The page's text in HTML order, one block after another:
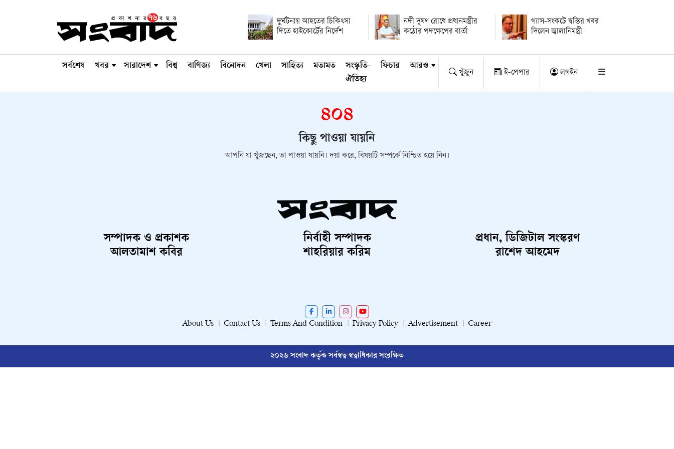
দুর্ঘটনায় আহতের চিকিৎসা
দিতে হাইকোর্টের নির্দেশ
নদী দূষণ রোধে প্রধানমন্ত্রীর
কঠোর পদক্ষেপের বার্তা
গ্যাস-সংকটে স্বস্তির খবর
দিলেন জ্বালানিমন্ত্রী
সর্বশেষ খবর সারাদেশ বিশ্ব বাণিজ্য বিনোদন খেলা সাহিত্য মতামত
সংস্কৃতি-
ঐতিহ্য
ফিচার আরও
খুঁজুন ই-পেপার লগইন
৪০৪
কিছু পাওয়া যায়নি
আপনি যা খুঁজছেন, তা পাওয়া যায়নি। দয়া করে, বিষয়টি সম্পর্কে নিশ্চিত হয়ে নিন।
সম্পাদক ও প্রকাশক
আলতামাশ কবির
নির্বাহী সম্পাদক
শাহরিয়ার করিম
প্রধান, ডিজিটাল সংস্করণ
রাশেদ আহমেদ
About Us Contact Us Terms And Condition Privacy Policy Advertisement Career
২০২৬ সংবাদ কর্তৃক সর্বস্বত্ব স্বত্বাধিকার সংরক্ষিত